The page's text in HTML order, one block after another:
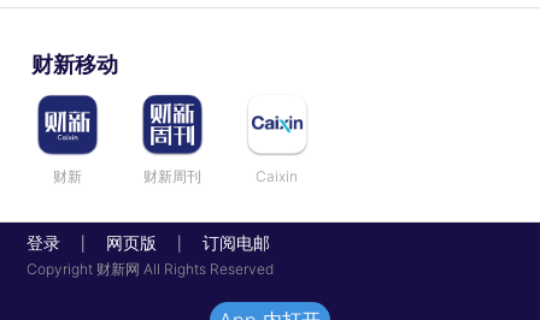
财新移动
财新 财新周刊 Caixin
登录 网页版 订阅电邮
Copyright 财新网 All Rights Reserved